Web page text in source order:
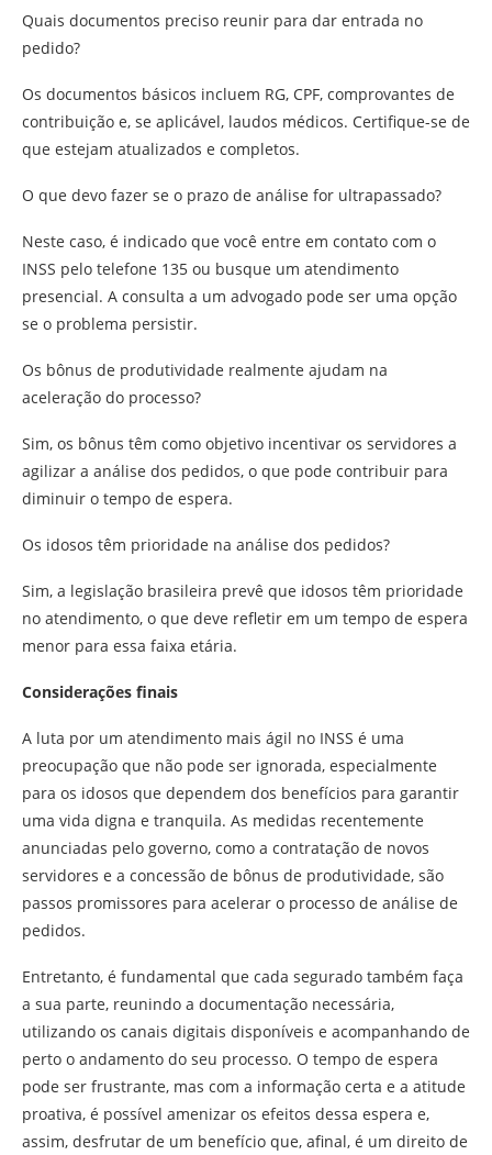
Quais documentos preciso reunir para dar entrada no
pedido?
Os documentos básicos incluem RG, CPF, comprovantes de
contribuição e, se aplicável, laudos médicos. Certifique-se de
que estejam atualizados e completos.
O que devo fazer se o prazo de análise for ultrapassado?
Neste caso, é indicado que você entre em contato com o
INSS pelo telefone 135 ou busque um atendimento
presencial. A consulta a um advogado pode ser uma opção
se o problema persistir.
Os bônus de produtividade realmente ajudam na
aceleração do processo?
Sim, os bônus têm como objetivo incentivar os servidores a
agilizar a análise dos pedidos, o que pode contribuir para
diminuir o tempo de espera.
Os idosos têm prioridade na análise dos pedidos?
Sim, a legislação brasileira prevê que idosos têm prioridade
no atendimento, o que deve refletir em um tempo de espera
menor para essa faixa etária.
Considerações finais
A luta por um atendimento mais ágil no INSS é uma
preocupação que não pode ser ignorada, especialmente
para os idosos que dependem dos benefícios para garantir
uma vida digna e tranquila. As medidas recentemente
anunciadas pelo governo, como a contratação de novos
servidores e a concessão de bônus de produtividade, são
passos promissores para acelerar o processo de análise de
pedidos.
Entretanto, é fundamental que cada segurado também faça
a sua parte, reunindo a documentação necessária,
utilizando os canais digitais disponíveis e acompanhando de
perto o andamento do seu processo. O tempo de espera
pode ser frustrante, mas com a informação certa e a atitude
proativa, é possível amenizar os efeitos dessa espera e,
assim, desfrutar de um benefício que, afinal, é um direito de